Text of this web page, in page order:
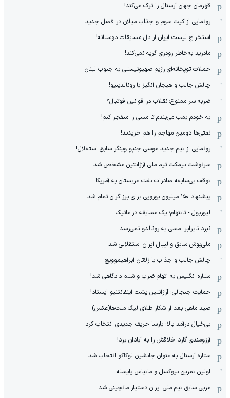
قهرمان جهان آرسنال را ترک می‌کند!
رونمایی از کیت سوم و جذاب میلان در فصل جدید
استخراج لیست ایران از دل مسابقات دوستانه!
مادرید به‌خاطر رودری گریه نمی‌کند!
حملات توپخانه‌ای رژیم صهیونیستی به جنوب لبنان
چالش جالب و هیجان انگیز با رونالدینیو!
ضربه سر ممنوع؛انقلاب در قوانین فوتبال؟
به خودم بمب می‌بندم تا مسی را منفجر کنم!
نفتی‌ها دومین مهاجم را هم خریدند!
رونمایی از تیم جدید موسی جنپو وینگر سابق استقلال!
سرنوشت نیمکت تیم ملی آرژانتین مشخص شد
توقف بی‌سابقه صادرات نفت عربستان به آمریکا
پیشنهاد ۱۵۰ میلیون یورویی برای پرز گران تمام شد
لیورپول - تاتنهام؛ یک مسابقه دراماتیک
نبرد نابرابر: مسی به رونالدو نمی‌رسد
ملی‌پوش سابق والیبال ایران استقلالی شد
چالش جالب و جذاب با زلاتان ابراهیموویچ
ستاره انگلیس به اتهام ضرب و شتم دادگاهی شد!
حمایت جنجالی: آرژانتین پشت اینفانتنیو ایستاد!
صید ماهی بعد از شکار طلای لیگ ملت‌ها(عکس)
بی‌خیال درآمد بالا: بارسا حریف جدیدی انتخاب کرد
آرزومندی گارد خلاقش را به آبادان برد!
ستاره آرسنال به عنوان جانشین لوکاکو انتخاب شد
اولین تمرین نیوکسل و ماتیاس یایسله
مربی سابق تیم ملی ایران دستیار مانچینی شد